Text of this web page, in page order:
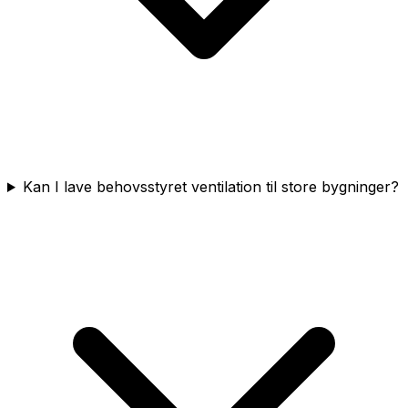
Kan I lave behovsstyret ventilation til store bygninger?